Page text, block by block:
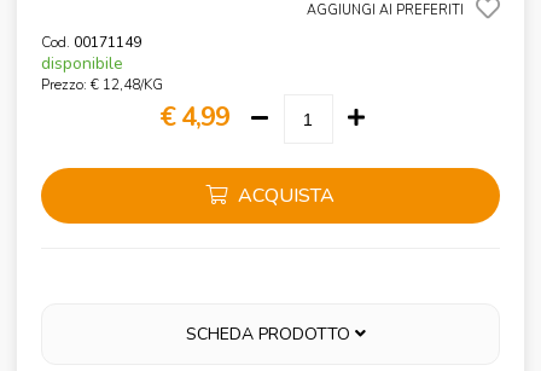
AGGIUNGI AI PREFERITI
Cod. 00171149
disponibile
Prezzo: € 12,48/KG
€ 4,99
ACQUISTA
SCHEDA PRODOTTO